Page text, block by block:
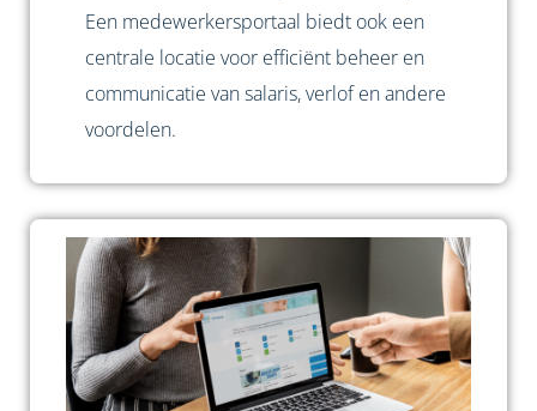
Een medewerkersportaal biedt ook een
centrale locatie voor efficiënt beheer en
communicatie van salaris, verlof en andere
voordelen.